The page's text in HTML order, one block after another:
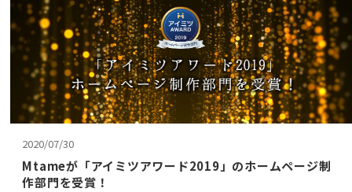
2020/07/30
Mtameが「アイミツアワード2019」のホームページ制
作部門を受賞！